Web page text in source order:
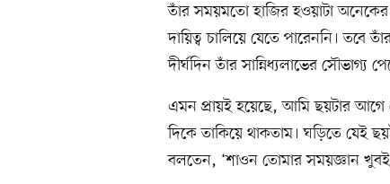
তাঁর সময়মতো হাজির হওয়াটা
দায়িত্ব চালিয়ে যেতে পারেননি। তবে
দীর্ঘদিন তাঁর সান্নিধ্যলাভের সৌভাগ্য
এমন প্রায়ই হয়েছে, আমি ছয়টার আগে
দিকে তাকিয়ে থাকতাম। ঘড়িতে যেই
বলতেন, ‘শাওন তোমার সময়জ্ঞান